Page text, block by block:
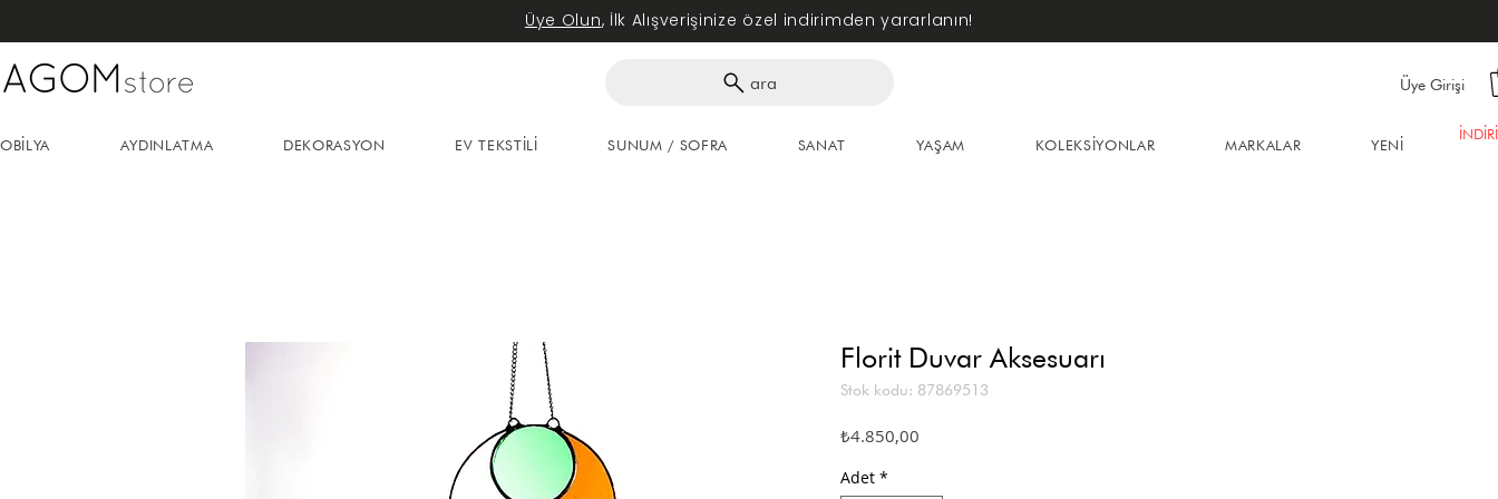
Üye Olun, İlk Alışverişinize özel indirimden yararlanın!
Üye Girişi
ara
Florit Duvar Aksesuarı
Stok kodu: 87869513
₺4.850,00Fiyat
Adet *
AYDINLATMA DEKORASYON EV TEKSTİLİ SUNUM / SOFRA SANAT YAŞAM KOLEKSİYONLAR MARKALAR YENİ